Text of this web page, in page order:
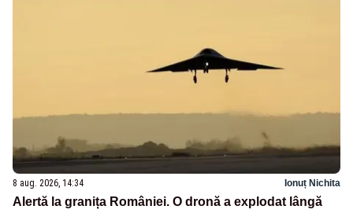
8 aug. 2026, 14:34 Ionuț Nichita
Alertă la granița României. O dronă a explodat lângă